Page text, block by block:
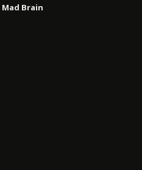
Mad Brain